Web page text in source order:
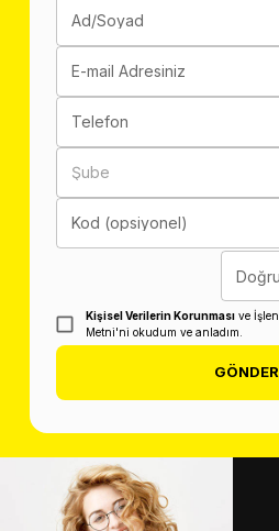
Ad/Soyad
E-mail Adresiniz
Telefon
Şube
Kod (opsiyonel)
Kişisel Verilerin Korunması ve
Metni'ni okudum ve anladım.
GÖNDER